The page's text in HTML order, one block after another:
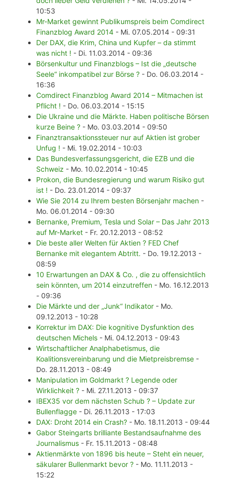
10:53
Mr-Market gewinnt Publikumspreis beim Comdirect
Finanzblog Award 2014 - Mi. 07.05.2014 - 09:31
Der DAX, die Krim, China und Kupfer – da stimmt
was nicht ! - Di. 11.03.2014 - 09:36
Börsenkultur und Finanzblogs – Ist die „deutsche
Seele“ inkompatibel zur Börse ? - Do. 06.03.2014 -
16:36
Comdirect Finanzblog Award 2014 – Mitmachen ist
Pflicht ! - Do. 06.03.2014 - 15:15
Die Ukraine und die Märkte. Haben politische Börsen
kurze Beine ? - Mo. 03.03.2014 - 09:50
Finanztransaktionssteuer nur auf Aktien ist grober
Unfug ! - Mi. 19.02.2014 - 10:03
Das Bundesverfassungsgericht, die EZB und die
Schweiz - Mo. 10.02.2014 - 10:45
Prokon, die Bundesregierung und warum Risiko gut
ist ! - Do. 23.01.2014 - 09:37
Wie Sie 2014 zu Ihrem besten Börsenjahr machen -
Mo. 06.01.2014 - 09:30
Bernanke, Premium, Tesla und Solar – Das Jahr 2013
auf Mr-Market - Fr. 20.12.2013 - 08:52
Die beste aller Welten für Aktien ? FED Chef
Bernanke mit elegantem Abtritt. - Do. 19.12.2013 -
08:59
10 Erwartungen an DAX & Co. , die zu offensichtlich
sein könnten, um 2014 einzutreffen - Mo. 16.12.2013
- 09:36
Die Märkte und der „Junk“ Indikator - Mo.
09.12.2013 - 10:28
Korrektur im DAX: Die kognitive Dysfunktion des
deutschen Michels - Mi. 04.12.2013 - 09:43
Wirtschaftlicher Analphabetismus, die
Koalitionsvereinbarung und die Mietpreisbremse -
Do. 28.11.2013 - 08:49
Manipulation im Goldmarkt ? Legende oder
Wirklichkeit ? - Mi. 27.11.2013 - 09:37
IBEX35 vor dem nächsten Schub ? – Update zur
Bullenflagge - Di. 26.11.2013 - 17:03
DAX: Droht 2014 ein Crash? - Mo. 18.11.2013 - 09:44
Gabor Steingarts brilliante Bestandsaufnahme des
Journalismus - Fr. 15.11.2013 - 08:48
Aktienmärkte von 1896 bis heute – Steht ein neuer,
säkularer Bullenmarkt bevor ? - Mo. 11.11.2013 -
15:22